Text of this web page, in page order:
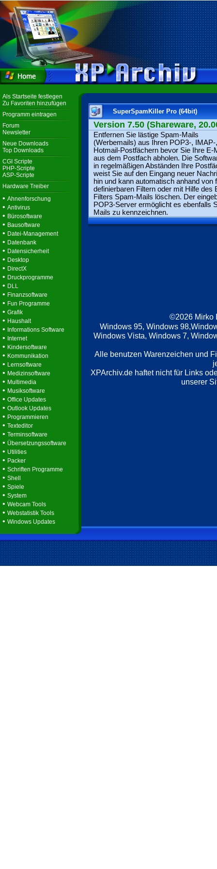
Als Startseite festlegen
Zu Favoriten hinzufügen
Programm eintragen
Forum
Newsletter
Neue Downloads
Top Downloads
CGI Scripte
PHP-Scripte
ASP-Scripte
Hardware Treiber
• Ahnenforschung
• Antivirus
• Bürosoftware
• Bausoftware
• Datei-Management
• Datenbank
• Datensicherheit
• Desktop
• DirectX
• Druckprogramme
• DLL
• Finanzsoftware
• Fun Programme
• Grafik
• Haushalt
• Informations Software
• Internet
• Kindersoftware
• Kommunikation
• Lernsoftware
• Medizinsoftware
• Multimedia
• Musiksoftware
• Office Updates
• Outlook Updates
• Programmieren
• Texteditor
• Terminsoftware
• Übersetzungssoftware
• Utilities
• Packer
• Schriften Programme
• Shell
• Spiele
• System
• Webcam Tools
• Webstatistik Tools
• Windows Updates
SuperSpamKiller Pro (64bit)
Version 7.50 (Shareware,
Entfernen Sie lästige Spam-Mails
(Werbemails) aus Ihren POP3-, IMAP-
Hotmail-Postfächern bevor Sie Ihre E-
aus dem Postfach abholen. Die
in regelmäßigen Abständen Ihre
weist Sie auf den Eingang neuer
hin und kann automatisch anhand von
definierbaren Filtern oder mit Hilfe des
Filters Spam-Mails löschen. Der
POP3-Server ermöglicht es ebenfalls
Mails zu kennzeichnen.
©2026 Mirko
Windows 95, Windows
Windows Vista, Windows 7,
Alle benutzen Warenzeichen und
XPArchiv.de haftet nicht für Links
unserer